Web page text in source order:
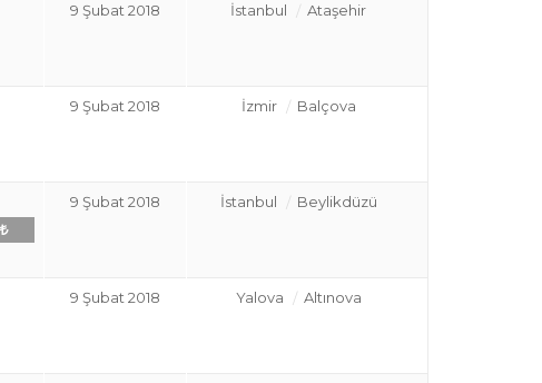
9 Şubat 2018 İstanbul Ataşehir
9 Şubat 2018 İzmir Balçova
9 Şubat 2018 İstanbul Beylikdüzü
9 Şubat 2018 Yalova Altınova